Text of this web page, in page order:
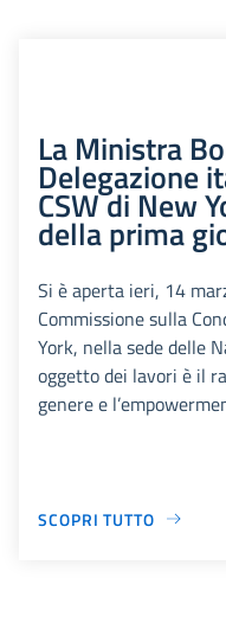
La Ministra
Delegazione
CSW di New
della prima
Si è aperta ieri, 14
Commissione sulla
York, nella sede delle
oggetto dei lavori è il
genere e
SCOPRI TUTTO